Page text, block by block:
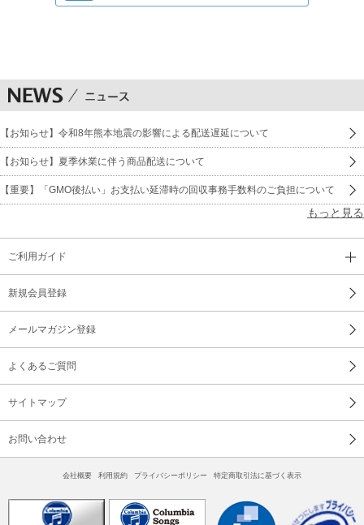
【お知らせ】令和8年熊本地震の影響による配送遅延について
【お知らせ】夏季休業に伴う商品配送について
【重要】「GMO後払い」お支払い延滞時の回収事務手数料のご負担について
もっと見る
ご利用ガイド
新規会員登録
メールマガジン登録
よくあるご質問
サイトマップ
お問い合わせ
会社概要 利用規約 プライバシーポリシー 特定商取引法に基づく表示